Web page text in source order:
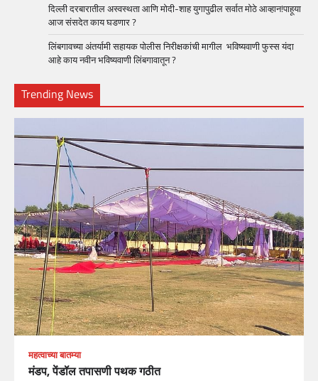
दिल्ली दरबारातील अस्वस्थता आणि मोदी-शाह युगापुढील सर्वात मोठे आव्हान!पाहूया
आज संसदेत काय घडणार ?
लिंबगावच्या अंतर्यामी सहायक पोलीस निरीक्षकांची मागील भविष्यवाणी फुस्स यंदा
आहे काय नवीन भविष्यवाणी लिंबगावातून ?
Trending News
महत्वाच्या बातम्या
मंडप, पेंडॉल तपासणी पथक गठीत